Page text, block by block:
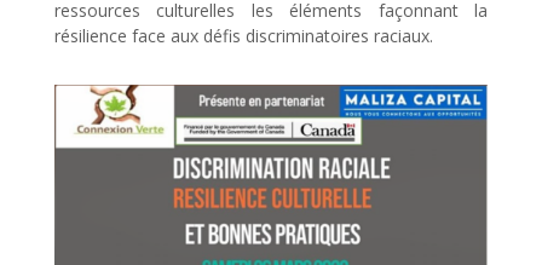
ressources culturelles les éléments façonnant la
résilience face aux défis discriminatoires raciaux.